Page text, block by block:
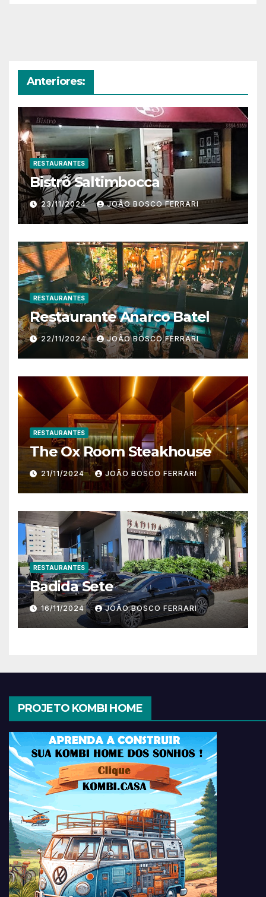
Anteriores:
RESTAURANTES
Bistrô Saltimbocca
23/11/2024 JOÃO BOSCO FERRARI
RESTAURANTES
Restaurante Anarco Batel
22/11/2024 JOÃO BOSCO FERRARI
RESTAURANTES
The Ox Room Steakhouse
21/11/2024 JOÃO BOSCO FERRARI
RESTAURANTES
Badida Sete
16/11/2024 JOÃO BOSCO FERRARI
PROJETO KOMBI HOME